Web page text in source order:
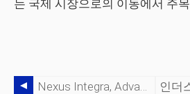
는 국제 시장으로의 이동에서 주
Nexus Integra, Advanced Factory 2019에서 IIoT 및 빅 데이터 플랫폼 발표